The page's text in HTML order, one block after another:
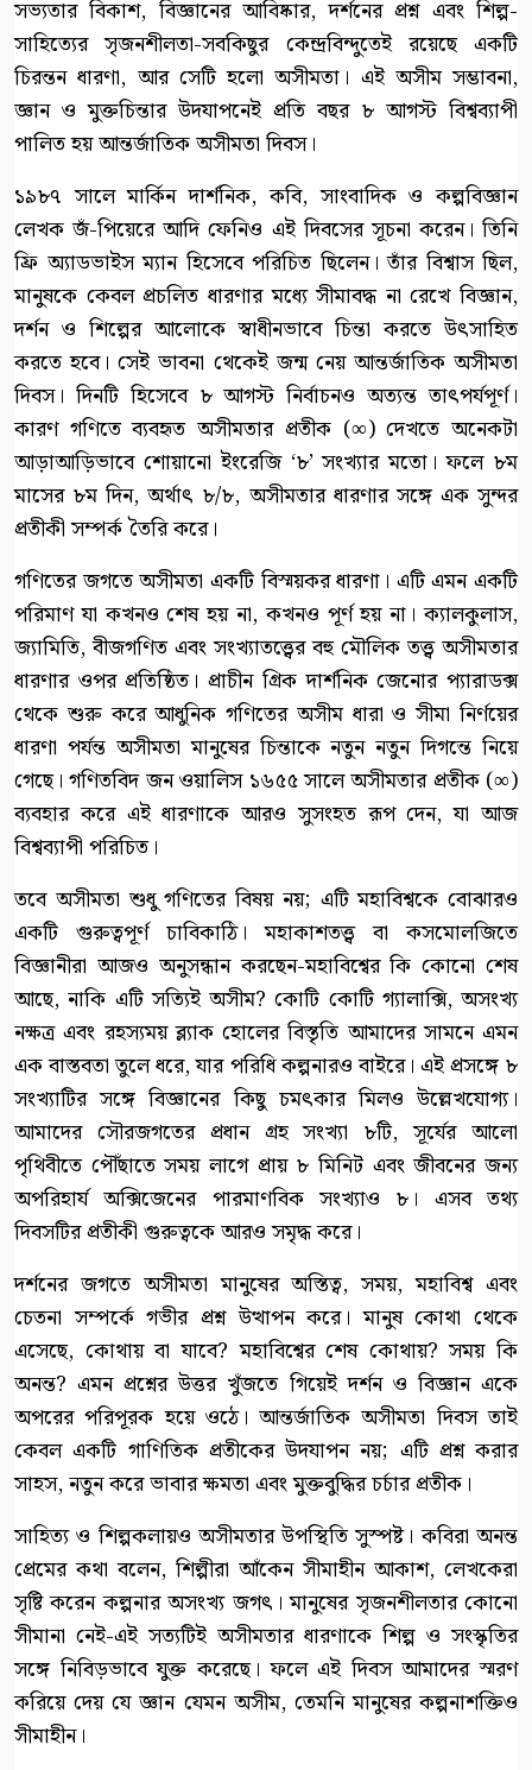
সভ্যতার বিকাশ, বিজ্ঞানের আবিষ্কার, দর্শনের প্রশ্ন এবং শিল্প-
সাহিত্যের সৃজনশীলতা-সবকিছুর কেন্দ্রবিন্দুতেই রয়েছে একটি
চিরন্তন ধারণা, আর সেটি হলো অসীমতা। এই অসীম সম্ভাবনা,
জ্ঞান ও মুক্তচিন্তার উদযাপনেই প্রতি বছর ৮ আগস্ট বিশ্বব্যাপী
পালিত হয় আন্তর্জাতিক অসীমতা দিবস।
১৯৮৭ সালে মার্কিন দার্শনিক, কবি, সাংবাদিক ও কল্পবিজ্ঞান
লেখক জঁ-পিয়েরে আদি ফেনিও এই দিবসের সূচনা করেন। তিনি
ফ্রি অ্যাডভাইস ম্যান হিসেবে পরিচিত ছিলেন। তাঁর বিশ্বাস ছিল,
মানুষকে কেবল প্রচলিত ধারণার মধ্যে সীমাবদ্ধ না রেখে বিজ্ঞান,
দর্শন ও শিল্পের আলোকে স্বাধীনভাবে চিন্তা করতে উৎসাহিত
করতে হবে। সেই ভাবনা থেকেই জন্ম নেয় আন্তর্জাতিক অসীমতা
দিবস। দিনটি হিসেবে ৮ আগস্ট নির্বাচনও অত্যন্ত তাৎপর্যপূর্ণ।
কারণ গণিতে ব্যবহৃত অসীমতার প্রতীক (∞) দেখতে অনেকটা
আড়াআড়িভাবে শোয়ানো ইংরেজি ‘৮’ সংখ্যার মতো। ফলে ৮ম
মাসের ৮ম দিন, অর্থাৎ ৮/৮, অসীমতার ধারণার সঙ্গে এক সুন্দর
প্রতীকী সম্পর্ক তৈরি করে।
গণিতের জগতে অসীমতা একটি বিস্ময়কর ধারণা। এটি এমন একটি
পরিমাণ যা কখনও শেষ হয় না, কখনও পূর্ণ হয় না। ক্যালকুলাস,
জ্যামিতি, বীজগণিত এবং সংখ্যাতত্ত্বের বহু মৌলিক তত্ত্ব অসীমতার
ধারণার ওপর প্রতিষ্ঠিত। প্রাচীন গ্রিক দার্শনিক জেনোর প্যারাডক্স
থেকে শুরু করে আধুনিক গণিতের অসীম ধারা ও সীমা নির্ণয়ের
ধারণা পর্যন্ত অসীমতা মানুষের চিন্তাকে নতুন নতুন দিগন্তে নিয়ে
গেছে। গণিতবিদ জন ওয়ালিস ১৬৫৫ সালে অসীমতার প্রতীক (∞)
ব্যবহার করে এই ধারণাকে আরও সুসংহত রূপ দেন, যা আজ
বিশ্বব্যাপী পরিচিত।
তবে অসীমতা শুধু গণিতের বিষয় নয়; এটি মহাবিশ্বকে বোঝারও
একটি গুরুত্বপূর্ণ চাবিকাঠি। মহাকাশতত্ত্ব বা কসমোলজিতে
বিজ্ঞানীরা আজও অনুসন্ধান করছেন-মহাবিশ্বের কি কোনো শেষ
আছে, নাকি এটি সত্যিই অসীম? কোটি কোটি গ্যালাক্সি, অসংখ্য
নক্ষত্র এবং রহস্যময় ব্ল্যাক হোলের বিস্তৃতি আমাদের সামনে এমন
এক বাস্তবতা তুলে ধরে, যার পরিধি কল্পনারও বাইরে। এই প্রসঙ্গে ৮
সংখ্যাটির সঙ্গে বিজ্ঞানের কিছু চমৎকার মিলও উল্লেখযোগ্য।
আমাদের সৌরজগতের প্রধান গ্রহ সংখ্যা ৮টি, সূর্যের আলো
পৃথিবীতে পৌঁছাতে সময় লাগে প্রায় ৮ মিনিট এবং জীবনের জন্য
অপরিহার্য অক্সিজেনের পারমাণবিক সংখ্যাও ৮। এসব তথ্য
দিবসটির প্রতীকী গুরুত্বকে আরও সমৃদ্ধ করে।
দর্শনের জগতে অসীমতা মানুষের অস্তিত্ব, সময়, মহাবিশ্ব এবং
চেতনা সম্পর্কে গভীর প্রশ্ন উত্থাপন করে। মানুষ কোথা থেকে
এসেছে, কোথায় বা যাবে? মহাবিশ্বের শেষ কোথায়? সময় কি
অনন্ত? এমন প্রশ্নের উত্তর খুঁজতে গিয়েই দর্শন ও বিজ্ঞান একে
অপরের পরিপূরক হয়ে ওঠে। আন্তর্জাতিক অসীমতা দিবস তাই
কেবল একটি গাণিতিক প্রতীকের উদযাপন নয়; এটি প্রশ্ন করার
সাহস, নতুন করে ভাবার ক্ষমতা এবং মুক্তবুদ্ধির চর্চার প্রতীক।
সাহিত্য ও শিল্পকলায়ও অসীমতার উপস্থিতি সুস্পষ্ট। কবিরা অনন্ত
প্রেমের কথা বলেন, শিল্পীরা আঁকেন সীমাহীন আকাশ, লেখকেরা
সৃষ্টি করেন কল্পনার অসংখ্য জগৎ। মানুষের সৃজনশীলতার কোনো
সীমানা নেই-এই সত্যটিই অসীমতার ধারণাকে শিল্প ও সংস্কৃতির
সঙ্গে নিবিড়ভাবে যুক্ত করেছে। ফলে এই দিবস আমাদের স্মরণ
করিয়ে দেয় যে জ্ঞান যেমন অসীম, তেমনি মানুষের কল্পনাশক্তিও
সীমাহীন।